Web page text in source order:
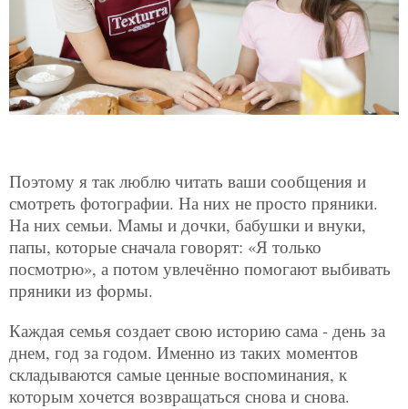
Поэтому я так люблю читать ваши сообщения и
смотреть фотографии. На них не просто пряники.
На них семьи. Мамы и дочки, бабушки и внуки,
папы, которые сначала говорят: «Я только
посмотрю», а потом увлечённо помогают выбивать
пряники из формы.
Каждая семья создает свою историю сама - день за
днем, год за годом. Именно из таких моментов
складываются самые ценные воспоминания, к
которым хочется возвращаться снова и снова.